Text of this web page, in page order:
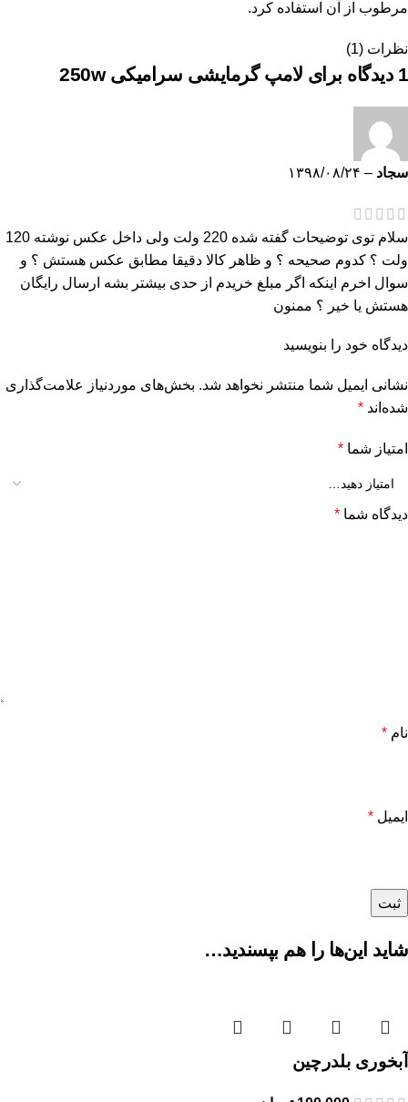
مرطوب از آن استفاده کرد.
نظرات (1)
1 دیدگاه برای لامپ گرمایشی سرامیکی 250w
سجاد – ۱۳۹۸/۰۸/۲۴
سلام توی توضیحات گفته شده 220 ولت ولی داخل عکس نوشته 120
ولت ؟ کدوم صحیحه ؟ و ظاهر کالا دقیقا مطابق عکس هستش ؟ و
سوال اخرم اینکه اگر مبلغ خریدم از حدی بیشتر بشه ارسال رایگان
هستش یا خیر ؟ ممنون
دیدگاه خود را بنویسید
نشانی ایمیل شما منتشر نخواهد شد. بخش‌های موردنیاز علامت‌گذاری
شده‌اند *
امتیاز شما *
دیدگاه شما *
نام *
ایمیل *
شاید این‌ها را هم بپسندید…
آبخوری بلدرچین